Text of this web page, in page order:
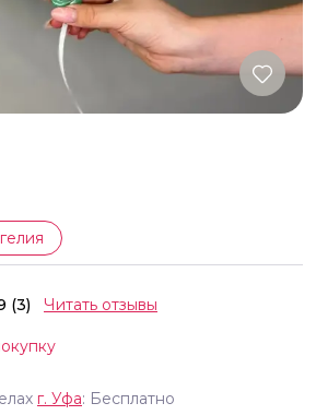
г. Уфа: Бесплатно
(3) Читать отзывы